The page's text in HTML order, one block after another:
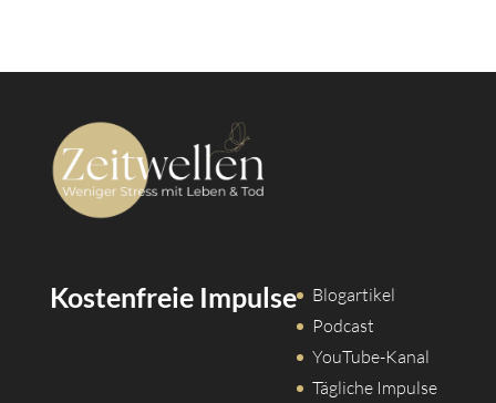
Kostenfreie Impulse
Blogartikel
Podcast
YouTube-Kanal
Tägliche Impulse